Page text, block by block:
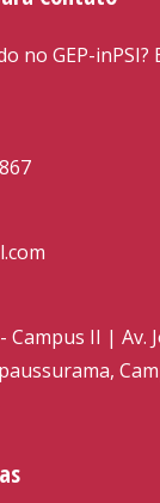
no GEP-
Campus II | Av.